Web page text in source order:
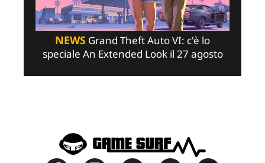
NEWS Grand Theft Auto VI: c'è lo
speciale An Extended Look il 27 agosto